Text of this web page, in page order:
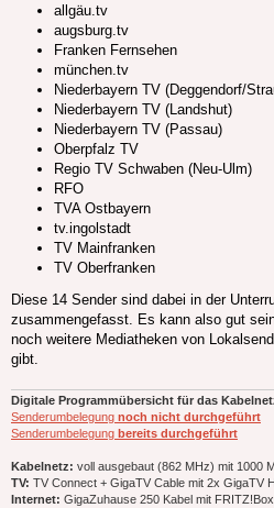
allgäu.tv
augsburg.tv
Franken Fernsehen
münchen.tv
Niederbayern TV (Deggendorf/
Niederbayern TV (Landshut)
Niederbayern TV (Passau)
Oberpfalz TV
Regio TV Schwaben (Neu-Ulm)
RFO
TVA Ostbayern
tv.ingolstadt
TV Mainfranken
TV Oberfranken
Diese 14 Sender sind dabei in der
zusammengefasst. Es kann also gut
noch weitere Mediatheken von
gibt.
Digitale Programmübersicht für das
Senderumbelegung noch nicht durchgeführt
Senderumbelegung bereits durchgeführt
Kabelnetz: voll ausgebaut (862 MHz) mit 1000
TV: TV Connect + GigaTV Cable mit 2x GigaTV
Internet: GigaZuhause 250 Kabel mit